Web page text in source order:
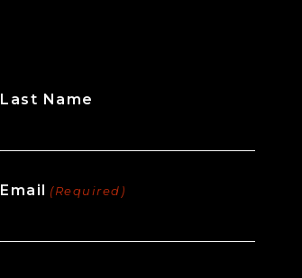
Last Name
Email (Required)